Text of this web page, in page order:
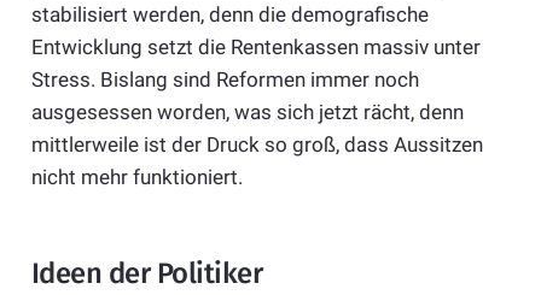
stabilisiert werden, denn die demografische
Entwicklung setzt die Rentenkassen massiv unter
Stress. Bislang sind Reformen immer noch
ausgesessen worden, was sich jetzt rächt, denn
mittlerweile ist der Druck so groß, dass Aussitzen
nicht mehr funktioniert.
Ideen der Politiker